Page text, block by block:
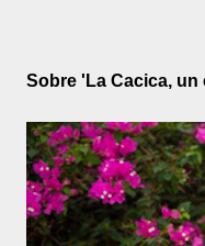
Sobre 'La Cacica,